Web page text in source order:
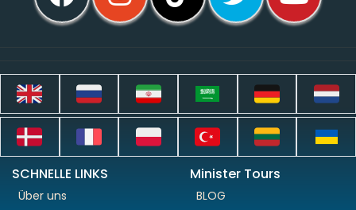
SCHNELLE LINKS
Über uns
Minister Tours
BLOG